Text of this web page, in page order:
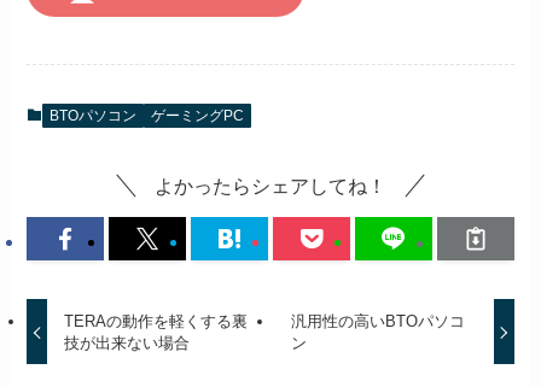
BTOパソコン ゲーミングPC
よかったらシェアしてね！
TERAの動作を軽くする裏
技が出来ない場合
汎用性の高いBTOパソコ
ン